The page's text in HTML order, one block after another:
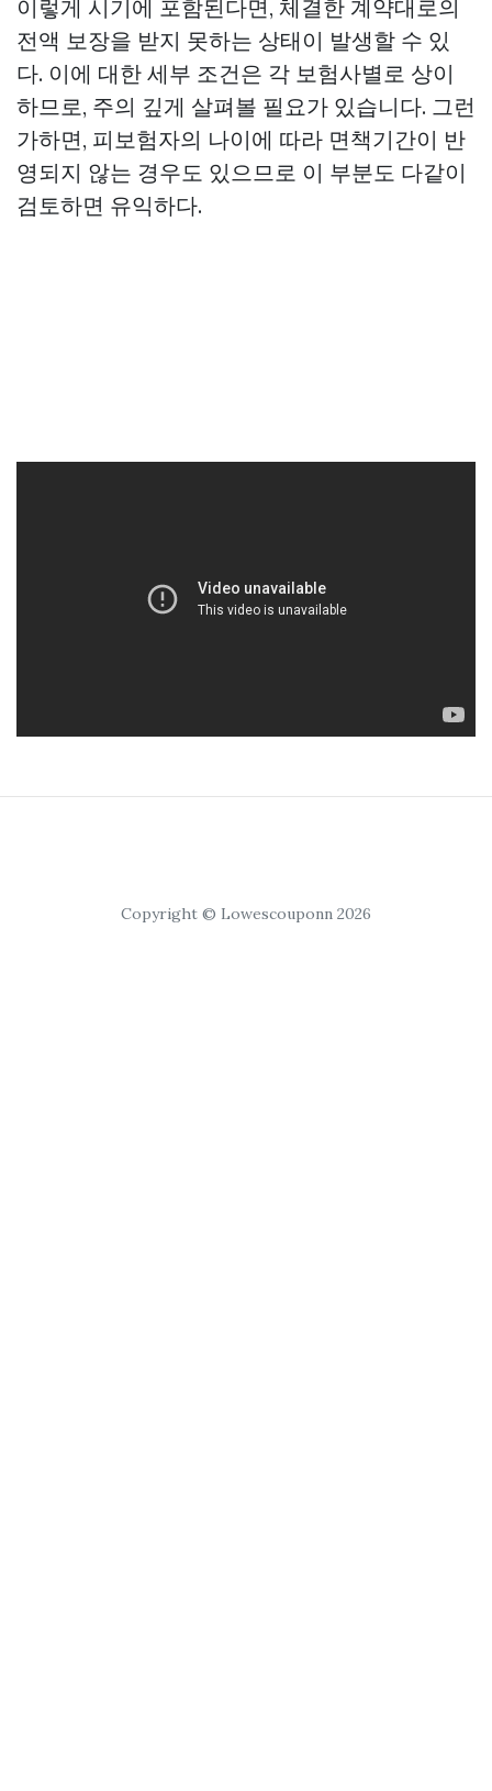
이렇게 시기에 포함된다면, 체결한 계약대로의
전액 보장을 받지 못하는 상태이 발생할 수 있
다. 이에 대한 세부 조건은 각 보험사별로 상이
하므로, 주의 깊게 살펴볼 필요가 있습니다. 그런
가하면, 피보험자의 나이에 따라 면책기간이 반
영되지 않는 경우도 있으므로 이 부분도 다같이
검토하면 유익하다.
Copyright © Lowescouponn 2026